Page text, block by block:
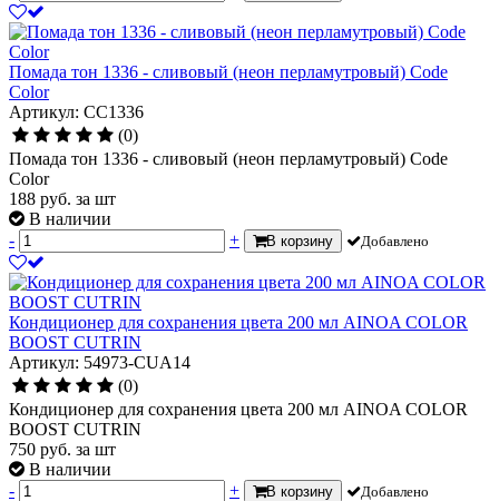
Помада тон 1336 - сливовый (неон перламутровый) Code
Color
Артикул: CC1336
(0)
Помада тон 1336 - сливовый (неон перламутровый) Code
Color
188 руб. за шт
В наличии
-
+ В корзину Добавлено
Кондиционер для сохранения цвета 200 мл AINOA COLOR
BOOST CUTRIN
Артикул: 54973-CUA14
(0)
Кондиционер для сохранения цвета 200 мл AINOA COLOR
BOOST CUTRIN
750 руб. за шт
В наличии
-
+ В корзину Добавлено